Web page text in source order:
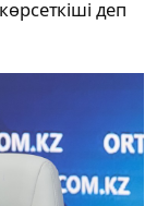
деп